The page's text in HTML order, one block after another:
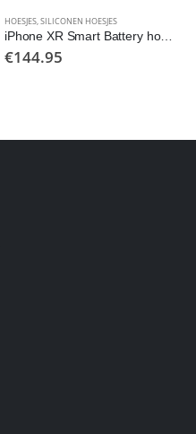
HOESJES,SILICONEN HOESJES
iPhone XR Smart Battery hoesje
€144.95